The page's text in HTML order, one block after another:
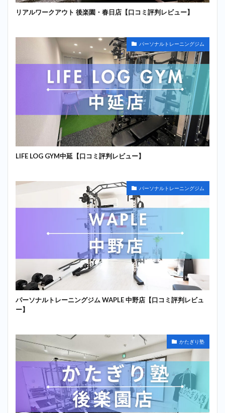
リアルワークアウト 後楽園・春日店【口コミ評判レビュー】
パーソナルトレーニングジム
LIFE LOG GYM中延【口コミ評判レビュー】
パーソナルトレーニングジム
パーソナルトレーニングジム WAPLE 中野店【口コミ評判レビュ
ー】
かたぎり塾